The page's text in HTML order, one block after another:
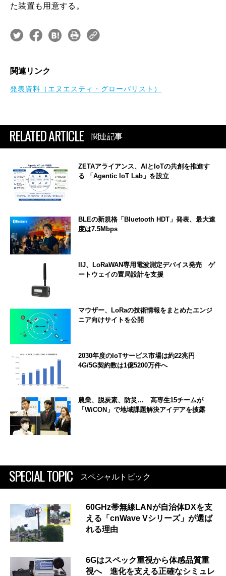
た装置も用意する。
関連リンク
発表資料（エヌエスティ・グローバリスト）
RELATED ARTICLE 関連記事
ZETAアライアンス、AIとIoTの共創を推進す
る 「Agentic IoT Lab」を設立
BLEの新規格「Bluetooth HDT」発表、最大速
度は7.5Mbps
IIJ、LoRaWAN専用電波測定デバイス発売 ゲ
ートウェイの置局設計を支援
マウザー、LoRaの技術情報をまとめたエンジ
ニア向けサイトを公開
2030年度のIoTサービス市場は約22兆円
4G/5G契約数は1億5200万件へ
農業、脱炭素、防災… 高専生15チームが
「WiCON」で地域課題解決アイデアを披露
SPECIAL TOPIC スペシャルトピック
60GHz帯無線LANが自治体DXを支
える「cnWave Vシリーズ」が選ば
れる理由
6Gはスペック重視から体感品質重
視へ 進化を支える正確なシミュレ